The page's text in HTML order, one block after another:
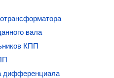
вала
КПП
дифференциала